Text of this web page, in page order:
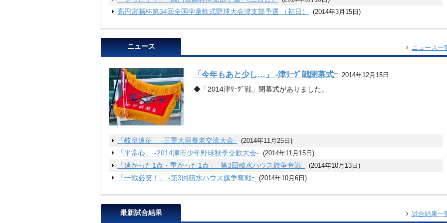
高円宮賜杯第34回全国学童軟式野球大会津支部予選 （初日）
(2014年3月15日)
ニュース ニュース一
「今年もあと少し…」 -津ﾘｰｸﾞ戦閉幕式ｰ 2014年12月15日
◆「2014津ﾘｰｸﾞ戦」閉幕式がありました。
「岐阜遠征」 -三重大垣養老交流大会ｰ
(2014年11月25日)
「平常心」 -2014津市少年野球秋季交歓大会-
(2014年11月15日)
「遠かった1点・重かった1点」 -第3回積水ハウス旗争奪戦ｰ
(2014年10月13日)
「一戦必笑！」 -第3回積水ハウス旗争奪戦ｰ
(2014年10月6日)
最新試合結果 試合結果一